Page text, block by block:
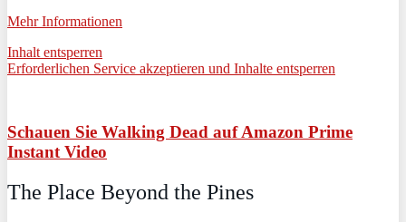
Mehr Informationen
Inhalt entsperren
Erforderlichen Service akzeptieren und Inhalte entsperren
Schauen Sie Walking Dead auf Amazon Prime
Instant Video
The Place Beyond the Pines